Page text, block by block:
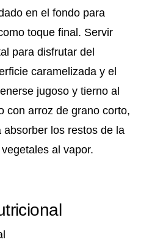
en el fondo para
toque final. Servir
para disfrutar del
caramelizada y el
jugoso y tierno al
con arroz de grano corto,
los restos de la
al vapor.